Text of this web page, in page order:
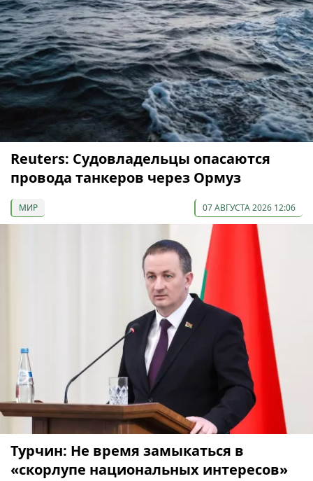
Reuters: Судовладельцы опасаются
провода танкеров через Ормуз
МИР 07 АВГУСТА 2026 12:06
Турчин: Не время замыкаться в
«скорлупе национальных интересов»